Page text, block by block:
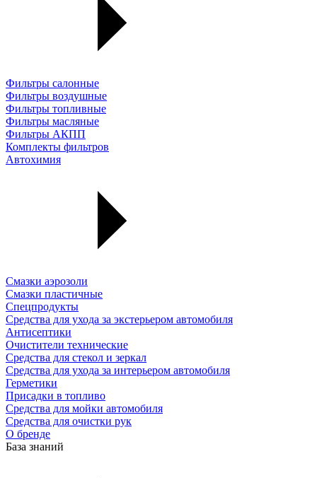
Фильтры салонные
Фильтры воздушные
Фильтры топливные
Фильтры масляные
Фильтры АКПП
Комплекты фильтров
Автохимия
Смазки аэрозоли
Смазки пластичные
Спецпродукты
Средства для ухода за экстерьером автомобиля
Антисептики
Очистители технические
Средства для стекол и зеркал
Средства для ухода за интерьером автомобиля
Герметики
Присадки в топливо
Средства для мойки автомобиля
Средства для очистки рук
О бренде
База знаний